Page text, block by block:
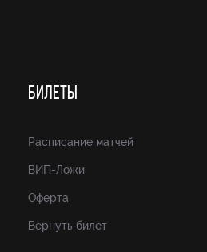
БИЛЕТЫ
Расписание матчей
ВИП-Ложи
Оферта
Вернуть билет